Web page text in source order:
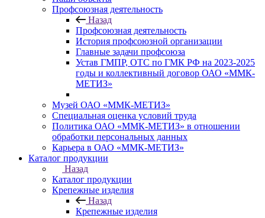
Профсоюзная деятельность
Назад
Профсоюзная деятельность
История профсоюзной организации
Главные задачи профсоюза
Устав ГМПР, ОТС по ГМК РФ на 2023-2025
годы и коллективный договор ОАО «ММК-
МЕТИЗ»
Музей ОАО «ММК-МЕТИЗ»
Специальная оценка условий труда
Политика ОАО «ММК-МЕТИЗ» в отношении
обработки персональных данных
Карьера в ОАО «ММК-МЕТИЗ»
Каталог продукции
Назад
Каталог продукции
Крепежные изделия
Назад
Крепежные изделия